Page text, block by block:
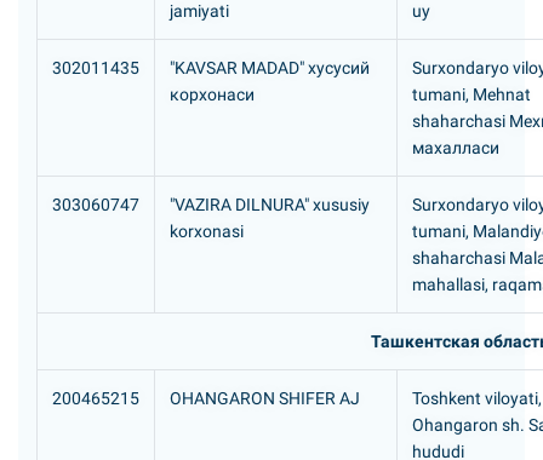
jamiyati
uy
302011435
"KAVSAR MADAD" хусусий
корхонаси
Surxondaryo
tumani, Mehnat
shaharchasi
махалласи
303060747
"VAZIRA DILNURA" xususiy
korxonasi
Surxondaryo
tumani,
shaharchasi
mahallasi,
Ташкентская
200465215 ОHANGARON SHIFER AJ
Toshkent viloyati,
Ohangaron sh.
hududi